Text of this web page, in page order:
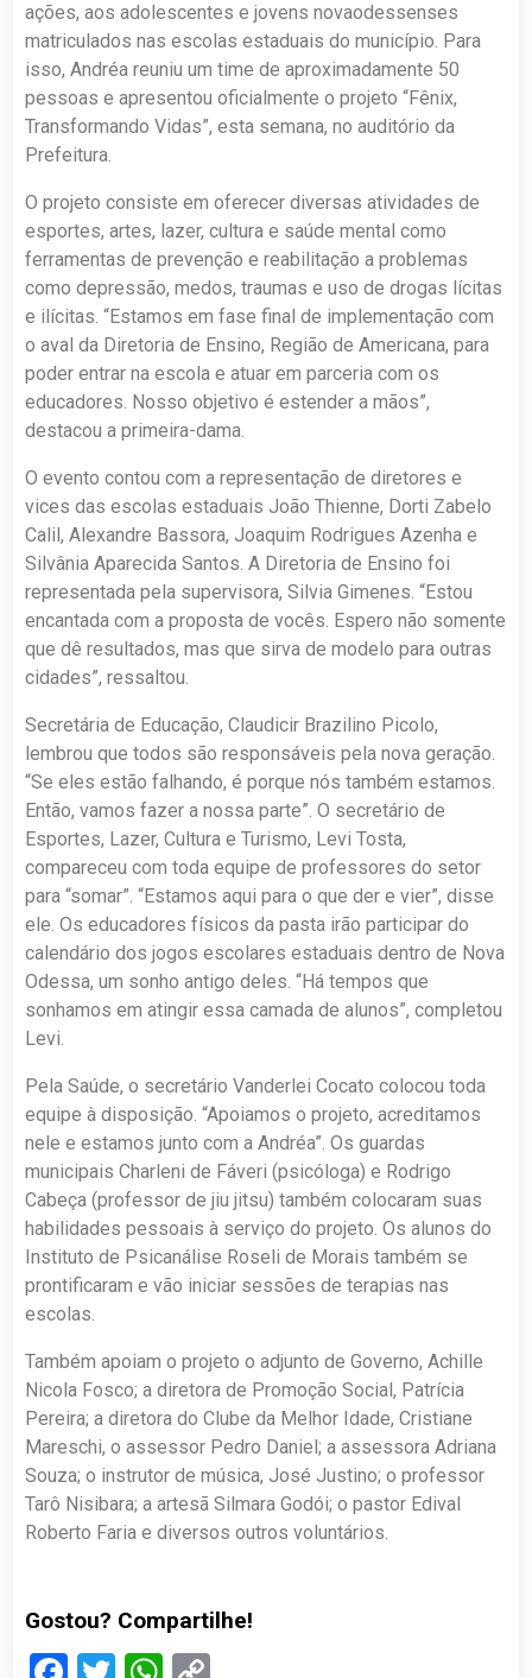
ações, aos adolescentes e jovens novaodessenses
matriculados nas escolas estaduais do município. Para
isso, Andréa reuniu um time de aproximadamente 50
pessoas e apresentou oficialmente o projeto “Fênix,
Transformando Vidas”, esta semana, no auditório da
Prefeitura.
O projeto consiste em oferecer diversas atividades de
esportes, artes, lazer, cultura e saúde mental como
ferramentas de prevenção e reabilitação a problemas
como depressão, medos, traumas e uso de drogas lícitas
e ilícitas. “Estamos em fase final de implementação com
o aval da Diretoria de Ensino, Região de Americana, para
poder entrar na escola e atuar em parceria com os
educadores. Nosso objetivo é estender a mãos”,
destacou a primeira-dama.
O evento contou com a representação de diretores e
vices das escolas estaduais João Thienne, Dorti Zabelo
Calil, Alexandre Bassora, Joaquim Rodrigues Azenha e
Silvânia Aparecida Santos. A Diretoria de Ensino foi
representada pela supervisora, Silvia Gimenes. “Estou
encantada com a proposta de vocês. Espero não somente
que dê resultados, mas que sirva de modelo para outras
cidades”, ressaltou.
Secretária de Educação, Claudicir Brazilino Picolo,
lembrou que todos são responsáveis pela nova geração.
“Se eles estão falhando, é porque nós também estamos.
Então, vamos fazer a nossa parte”. O secretário de
Esportes, Lazer, Cultura e Turismo, Levi Tosta,
compareceu com toda equipe de professores do setor
para “somar”. “Estamos aqui para o que der e vier”, disse
ele. Os educadores físicos da pasta irão participar do
calendário dos jogos escolares estaduais dentro de Nova
Odessa, um sonho antigo deles. “Há tempos que
sonhamos em atingir essa camada de alunos”, completou
Levi.
Pela Saúde, o secretário Vanderlei Cocato colocou toda
equipe à disposição. “Apoiamos o projeto, acreditamos
nele e estamos junto com a Andréa”. Os guardas
municipais Charleni de Fáveri (psicóloga) e Rodrigo
Cabeça (professor de jiu jitsu) também colocaram suas
habilidades pessoais à serviço do projeto. Os alunos do
Instituto de Psicanálise Roseli de Morais também se
prontificaram e vão iniciar sessões de terapias nas
escolas.
Também apoiam o projeto o adjunto de Governo, Achille
Nicola Fosco; a diretora de Promoção Social, Patrícia
Pereira; a diretora do Clube da Melhor Idade, Cristiane
Mareschi, o assessor Pedro Daniel; a assessora Adriana
Souza; o instrutor de música, José Justino; o professor
Tarô Nisibara; a artesã Silmara Godói; o pastor Edival
Roberto Faria e diversos outros voluntários.
Gostou? Compartilhe!